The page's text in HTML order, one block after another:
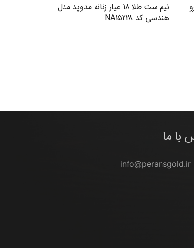
نیم ست طلا 18 عیار زنانه مدوپد مدل
هندسی کد NA15228
با ما
info@peransgold.ir